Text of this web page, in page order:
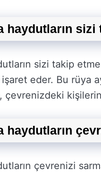
haydutların
sizi takip
eder. Bu rüya
çevrenizdeki
haydutların
çevrenizi